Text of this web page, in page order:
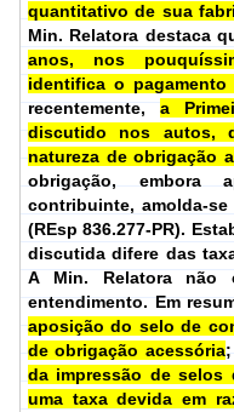
quantitativo de sua
Min. Relatora destaca
anos, nos
identifica o
recentemente, a
discutido nos autos,
natureza de obrigação
obrigação, embora
contribuinte, amolda-
(REsp 836.277-PR).
discutida difere das
A Min. Relatora não
entendimento. Em
aposição do selo de
de obrigação acessória
da impressão de selos
uma taxa devida em